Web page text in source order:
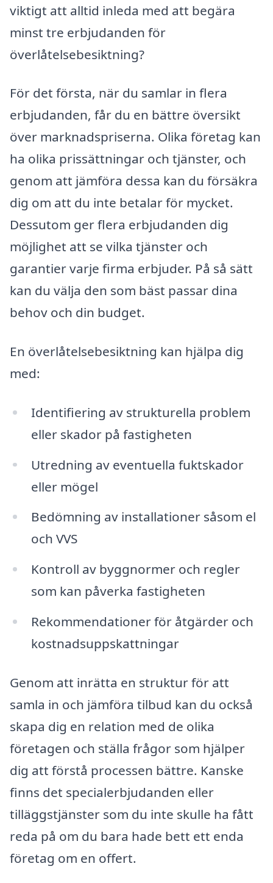
viktigt att alltid inleda med att begära
minst tre erbjudanden för
överlåtelsebesiktning?
För det första, när du samlar in flera
erbjudanden, får du en bättre översikt
över marknadspriserna. Olika företag kan
ha olika prissättningar och tjänster, och
genom att jämföra dessa kan du försäkra
dig om att du inte betalar för mycket.
Dessutom ger flera erbjudanden dig
möjlighet att se vilka tjänster och
garantier varje firma erbjuder. På så sätt
kan du välja den som bäst passar dina
behov och din budget.
En överlåtelsebesiktning kan hjälpa dig
med:
Identifiering av strukturella problem
eller skador på fastigheten
Utredning av eventuella fuktskador
eller mögel
Bedömning av installationer såsom el
och VVS
Kontroll av byggnormer och regler
som kan påverka fastigheten
Rekommendationer för åtgärder och
kostnadsuppskattningar
Genom att inrätta en struktur för att
samla in och jämföra tilbud kan du också
skapa dig en relation med de olika
företagen och ställa frågor som hjälper
dig att förstå processen bättre. Kanske
finns det specialerbjudanden eller
tilläggstjänster som du inte skulle ha fått
reda på om du bara hade bett ett enda
företag om en offert.